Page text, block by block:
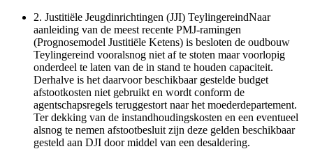
2. Justitiële Jeugdinrichtingen (JJI) TeylingereindNaar
aanleiding van de meest recente PMJ-ramingen
(Prognosemodel Justitiële Ketens) is besloten de oudbouw
Teylingereind vooralsnog niet af te stoten maar voorlopig
onderdeel te laten van de in stand te houden capaciteit.
Derhalve is het daarvoor beschikbaar gestelde budget
afstootkosten niet gebruikt en wordt conform de
agentschapsregels teruggestort naar het moederdepartement.
Ter dekking van de instandhoudingskosten en een eventueel
alsnog te nemen afstootbesluit zijn deze gelden beschikbaar
gesteld aan DJI door middel van een desaldering.